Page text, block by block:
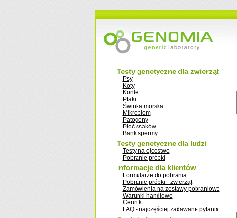
Testy genetyczne dla zwierząt
Psy
Koty
Konie
Ptaki
Świnka morska
Mikrobiom
Patogeny
Płeć ssaków
Bank spermy
Testy genetyczne dla ludzi
Testy na ojcostwo
Pobranie próbki
Informacje dla klientów
Formularze do pobrania
Pobranie próbki - zwierząt
Zamówienia na zestawy pobraniowe
Warunki handlowe
Cennik
FAQ - najczęściej zadawane pytania